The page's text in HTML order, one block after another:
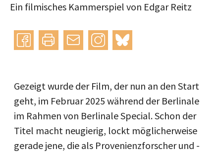
Ein filmisches Kammerspiel von Edgar Reitz
Instagram
bluesky
Gezeigt wurde der Film, der nun an den Start
geht, im Februar 2025 während der Berlinale
im Rahmen von Berlinale Special. Schon der
Titel macht neugierig, lockt möglicherweise
gerade jene, die als Provenienzforscher und -